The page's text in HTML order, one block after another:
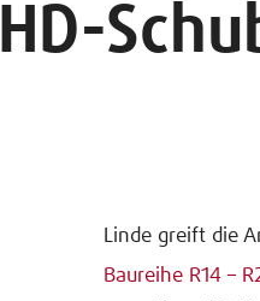
Linde greift die
Baureihe R14 –